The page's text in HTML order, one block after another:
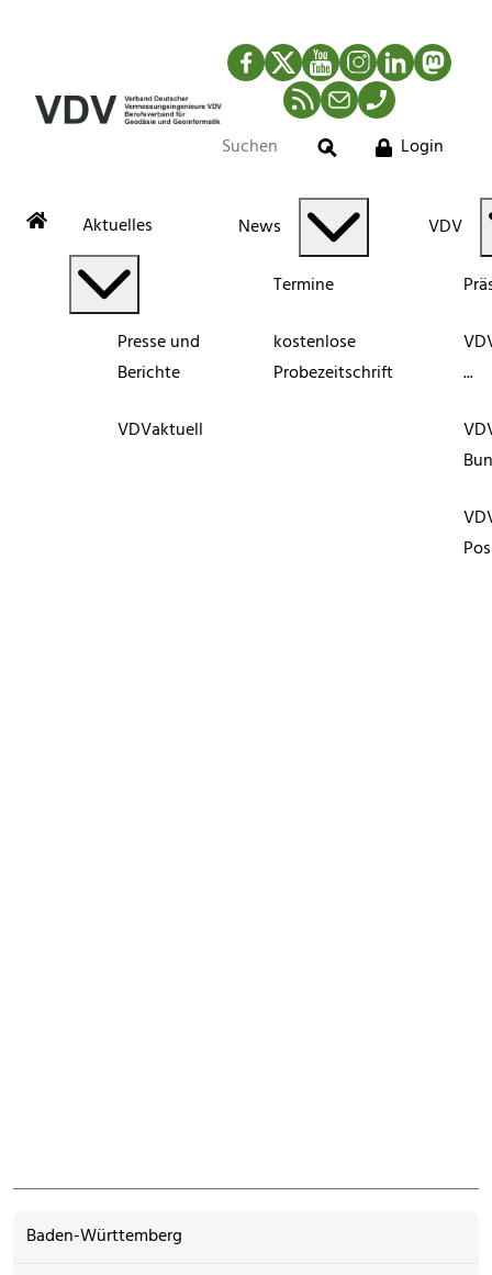
Facebook
TwitterYouTubeInstagram
LinkedIn
RSS-Newsfeed
MailTelefon
Suche
Login
Aktuelles
Presse und
Berichte
VDVaktuell
News
Termine
kostenlose
Probezeitschrift
VDV
...
Baden-Württemberg